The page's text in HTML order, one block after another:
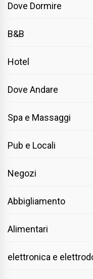
Dove Dormire
B&B
Hotel
Dove Andare
Spa e Massaggi
Pub e Locali
Negozi
Abbigliamento
Alimentari
elettronica e